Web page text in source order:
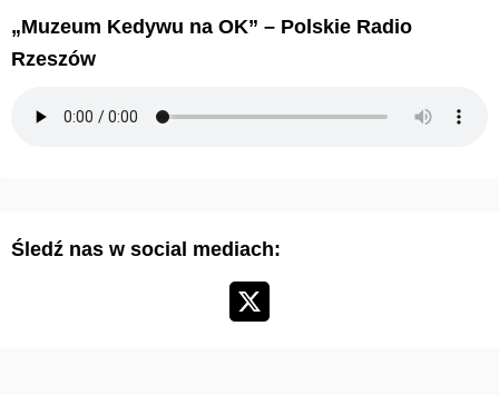
k
„Muzeum Kedywu na OK” – Polskie Radio
Rzeszów
Śledź nas w social mediach: